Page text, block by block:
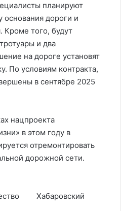
планируют
основания дороги и
Кроме того, будут
и два
на дороге установят
По условиям контракта,
в сентябре 2025
нацпроекта
в этом году в
отремонтировать
дорожной сети.
Хабаровский